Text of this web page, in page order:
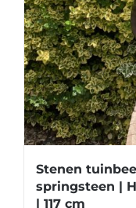
Stenen
springsteen |
| 117 cm